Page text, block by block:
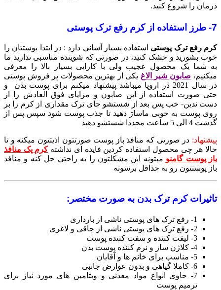
درمان را شروع کنید.
7- طرز استفاده از کرم رفع ترک پوستی
کرم رفع ترک پوستی استفاده بسیار آسانی دارد : در ابتدا پوستتان را
خوب بشورید و خشک کنید، در صورتی که شوینده مناسبی ندارید ما
به شما یک محصول عجیب ولی با کارایی بسیار بالا را معرفی
میکنیم، صابون شیر الاغ یکی از بهترین محصولات پر فروش پوستی
در سال 2021 در اروپا میباشد پیشنهاد میکنم برای پوست بدن و
حتی صورت استفاده از این صابون و مزایای فوق العادش را از
دست ندین- خب پس بعد از شستشو جای ترک مقداری از کرم را بر
روی پوست به خوبی ماساژ دهید تا جذب پوست شود سپس پس از
گذشت 4 الی 5 ساعت مجددا شستشو دهید
پیشنهاد: در صورتی که منافذ باز پوست صورتتون اذیتتون میکنه و تا
حالا هر چی محصول استفاده کردین فایده ای نداشته کرم پک منافذ
باز پوست گامنو میتونه این مشکلتون را به راحتی حل کنه و منافذ
باز پوستتون رو به حداقل برسونه
تاثیرات کرم ترک بدن به صورت مختصر:
1- رفع ترک های پوستی ناشی از بارداری
2- رفع ترک های پوستی ناشی از چاقی و لاغری
3- لیفت کننده و سفت کننده پوست
4- کلاژن ساز و نرم کننده پوست بدن
5- مناسب برای خانم ها و آقایان
6- کاملا گیاهی و بدون عوارض جانبی
7- حاوی انواع مواد معدنی و ویتامین های مورد نیاز برای
ترمیم پوست